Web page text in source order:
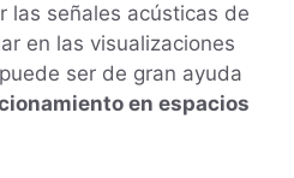
las señales acústicas de
en las visualizaciones
ser de gran ayuda
en espacios